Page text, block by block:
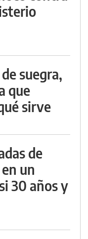
suegra,
que
sirve
de
un
30 años y